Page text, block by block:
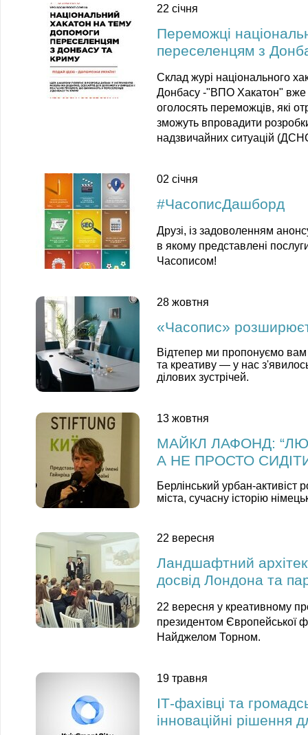
22 січня
Переможці
переселенцям з
Склад журі національного
Донбасу -"ВПО Хакатон" вже
оголосять переможців, які
зможуть впровадити
надзвичайних ситуацій
02 січня
#ЧасописДашборд
Друзі, із задоволенням
в якому представлені
Часописом!
28 жовтня
«Часопис»
Відтепер ми пропонуємо
та креативу — у нас
ділових зустрічей.
13 жовтня
МАЙКЛ ЛАФОНД:
А НЕ ПРОСТО
Берлінський урбан-активіст
міста, сучасну історію
22 вересня
Ландшафтний
досвід Лондона та
22 вересня у креативному
президентом Європейської
Найджелом Торном.
19 травня
ІТ-фахівці та
інноваційні рішення